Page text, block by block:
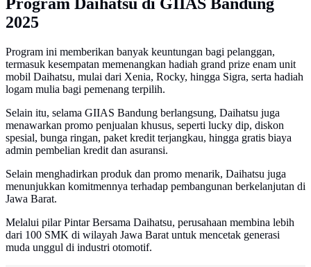
Program Daihatsu di GIIAS Bandung
2025
Program ini memberikan banyak keuntungan bagi pelanggan,
termasuk kesempatan memenangkan hadiah grand prize enam unit
mobil Daihatsu, mulai dari Xenia, Rocky, hingga Sigra, serta hadiah
logam mulia bagi pemenang terpilih.
Selain itu, selama GIIAS Bandung berlangsung, Daihatsu juga
menawarkan promo penjualan khusus, seperti lucky dip, diskon
spesial, bunga ringan, paket kredit terjangkau, hingga gratis biaya
admin pembelian kredit dan asuransi.
Selain menghadirkan produk dan promo menarik, Daihatsu juga
menunjukkan komitmennya terhadap pembangunan berkelanjutan di
Jawa Barat.
Melalui pilar Pintar Bersama Daihatsu, perusahaan membina lebih
dari 100 SMK di wilayah Jawa Barat untuk mencetak generasi
muda unggul di industri otomotif.